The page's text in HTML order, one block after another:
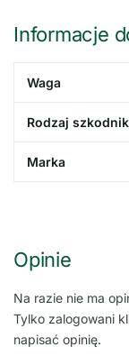
Informacje
Waga
Rodzaj
Marka
Opinie
Na razie nie ma
Tylko zalogowani
napisać opinię.